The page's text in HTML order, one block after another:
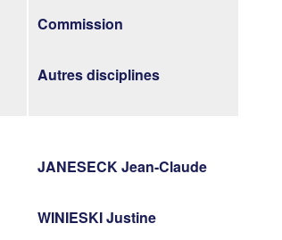
Commission
Autres disciplines
JANESECK Jean-Claude
WINIESKI Justine